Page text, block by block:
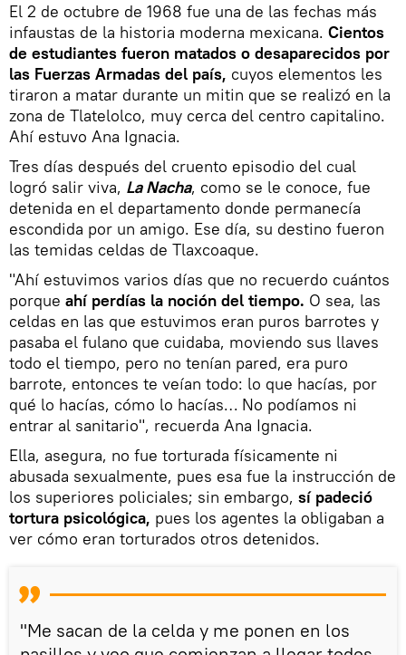
El 2 de octubre de 1968 fue una de las fechas más
infaustas de la historia moderna mexicana. Cientos
de estudiantes fueron matados o desaparecidos por
las Fuerzas Armadas del país, cuyos elementos les
tiraron a matar durante un mitin que se realizó en la
zona de Tlatelolco, muy cerca del centro capitalino.
Ahí estuvo Ana Ignacia.
Tres días después del cruento episodio del cual
logró salir viva, La Nacha, como se le conoce, fue
detenida en el departamento donde permanecía
escondida por un amigo. Ese día, su destino fueron
las temidas celdas de Tlaxcoaque.
"Ahí estuvimos varios días que no recuerdo cuántos
porque ahí perdías la noción del tiempo. O sea, las
celdas en las que estuvimos eran puros barrotes y
pasaba el fulano que cuidaba, moviendo sus llaves
todo el tiempo, pero no tenían pared, era puro
barrote, entonces te veían todo: lo que hacías, por
qué lo hacías, cómo lo hacías… No podíamos ni
entrar al sanitario", recuerda Ana Ignacia.
Ella, asegura, no fue torturada físicamente ni
abusada sexualmente, pues esa fue la instrucción de
los superiores policiales; sin embargo, sí padeció
tortura psicológica, pues los agentes la obligaban a
ver cómo eran torturados otros detenidos.
"Me sacan de la celda y me ponen en los